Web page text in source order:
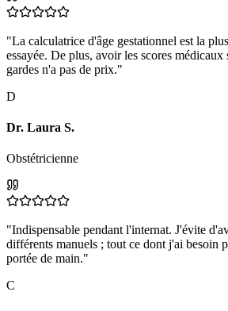
"La calculatrice d'âge gestationnel est la
essayée. De plus, avoir les scores
gardes n'a pas de prix."
D
Dr. Laura S.
Obstétricienne
"Indispensable pendant l'internat. J'évite
différents manuels ; tout ce dont j'ai besoin
portée de main."
C